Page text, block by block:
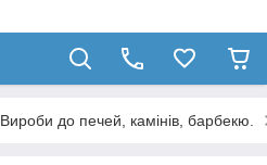
Вироби до печей, камінів, барбекю.